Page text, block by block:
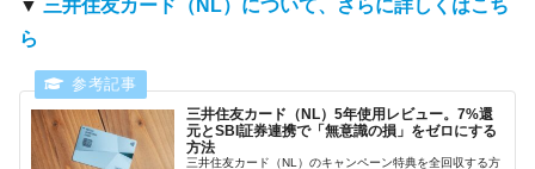
▼ 三井住友カード（NL）について、さらに詳しくはこち
ら
三井住友カード（NL）5年使用レビュー。7%還
元とSBI証券連携で「無意識の損」をゼロにする
方法
三井住友カード（NL）のキャンペーン特典を全回収する方